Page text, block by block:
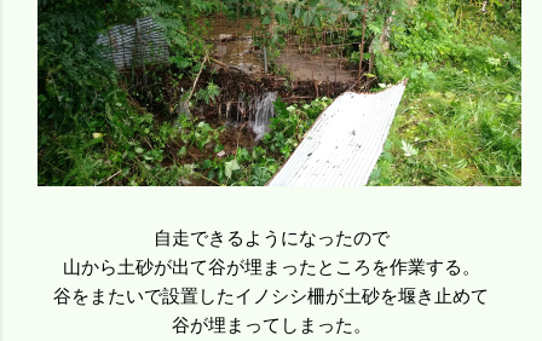
自走できるようになったので
山から土砂が出て谷が埋まったところを作業する。
谷をまたいで設置したイノシシ柵が土砂を堰き止めて
谷が埋まってしまった。